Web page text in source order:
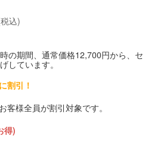
込)
の期間、通常価格12,700円から、セ
しています。
割引！
客様全員が割引対象です。
得)